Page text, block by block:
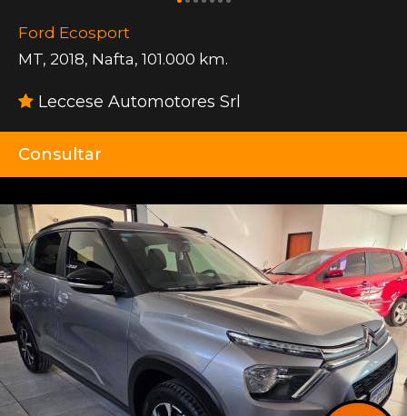
Ford Ecosport
MT, 2018, Nafta, 101.000 km.
Leccese Automotores Srl
Consultar